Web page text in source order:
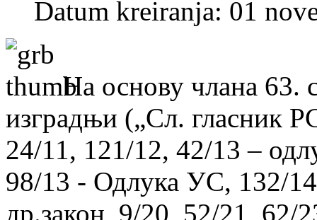
Datum kreiranja: 01
На основу члана 63.
изградњи („Сл. гласник
24/11, 121/12, 42/13 –
98/13 - Одлука УС, 132/
др.закон, 9/20, 52/21, 62/